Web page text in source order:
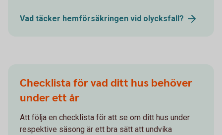
Vad täcker hemförsäkringen vid olycksfall?
Checklista för vad ditt hus behöver
under ett år
Att följa en checklista för att se om ditt hus under
respektive säsong är ett bra sätt att undvika